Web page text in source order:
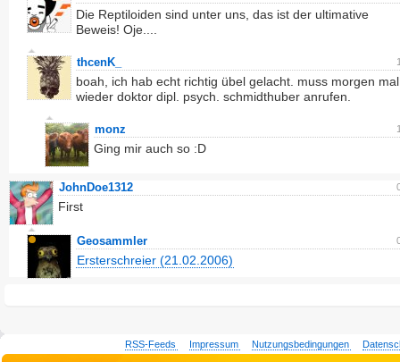
Die Reptiloiden sind unter uns, das ist der ultimative
Beweis! Oje....
thcenK_
boah, ich hab echt richtig übel gelacht. muss morgen mal
wieder doktor dipl. psych. schmidthuber anrufen.
monz
Ging mir auch so :D
JohnDoe1312
First
Geosammler
Ersterschreier (21.02.2006)
RSS-Feeds Impressum Nutzungsbedingungen